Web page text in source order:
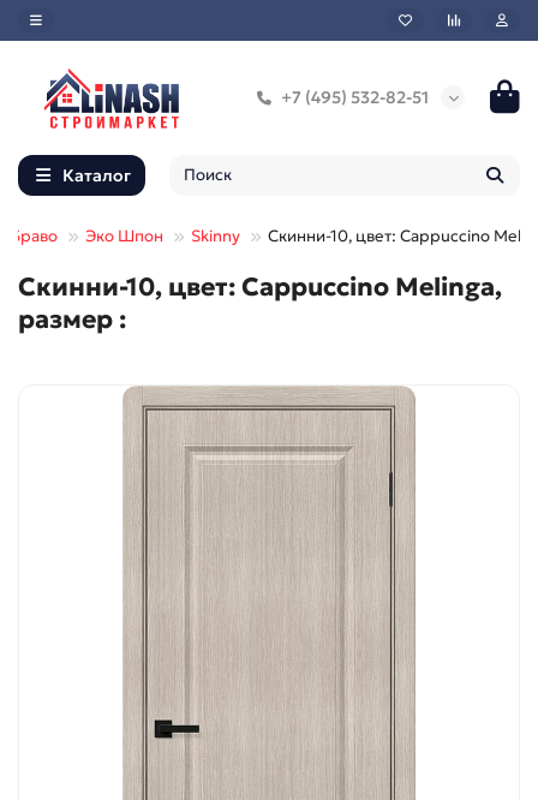
+7 (495) 532-82-51
Каталог
Браво Эко Шпон Skinny Скинни-10, цвет: Cappuccino
Скинни-10, цвет: Cappuccino Melinga,
размер :